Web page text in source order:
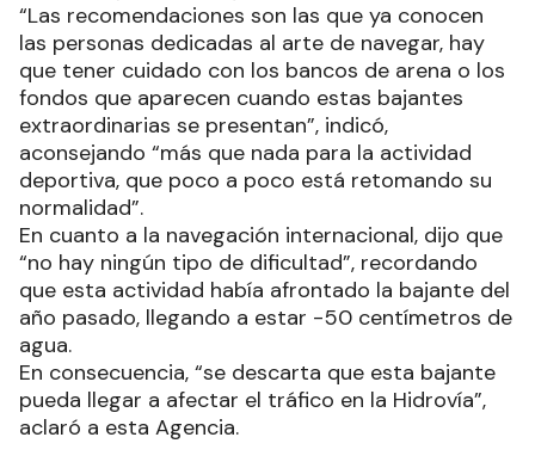
“Las recomendaciones son las que ya conocen
las personas dedicadas al arte de navegar, hay
que tener cuidado con los bancos de arena o los
fondos que aparecen cuando estas bajantes
extraordinarias se presentan”, indicó,
aconsejando “más que nada para la actividad
deportiva, que poco a poco está retomando su
normalidad”.
En cuanto a la navegación internacional, dijo que
“no hay ningún tipo de dificultad”, recordando
que esta actividad había afrontado la bajante del
año pasado, llegando a estar -50 centímetros de
agua.
En consecuencia, “se descarta que esta bajante
pueda llegar a afectar el tráfico en la Hidrovía”,
aclaró a esta Agencia.